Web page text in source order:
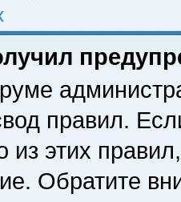
правил.
из этих
Обратите